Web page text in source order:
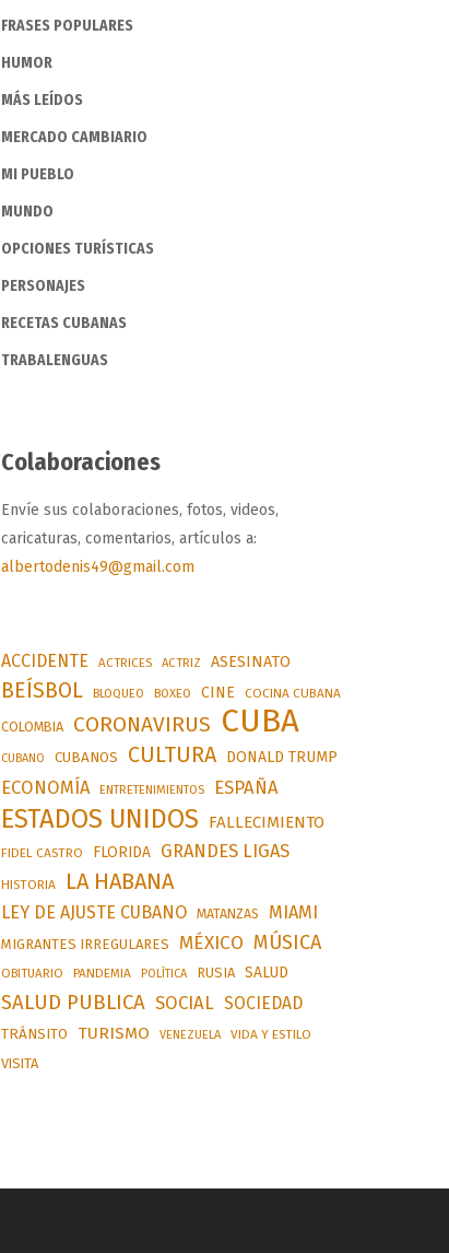
FRASES POPULARES
HUMOR
MÁS LEÍDOS
MERCADO CAMBIARIO
MI PUEBLO
MUNDO
OPCIONES TURÍSTICAS
PERSONAJES
RECETAS CUBANAS
TRABALENGUAS
Colaboraciones
Envíe sus colaboraciones, fotos, videos,
caricaturas, comentarios, artículos a:
albertodenis49@gmail.com
ACCIDENTE ACTRICES ACTRIZ ASESINATO
BEÍSBOL BLOQUEO BOXEO CINE COCINA CUBANA
COLOMBIA CORONAVIRUS CUBA
CUBANO CUBANOS CULTURA DONALD TRUMP
ECONOMÍA ENTRETENIMIENTOS ESPAÑA
ESTADOS UNIDOS FALLECIMIENTO
FIDEL CASTRO FLORIDA GRANDES LIGAS
HISTORIA LA HABANA
LEY DE AJUSTE CUBANO MATANZAS MIAMI
MIGRANTES IRREGULARES MÉXICO MÚSICA
OBITUARIO PANDEMIA POLÍTICA RUSIA SALUD
SALUD PUBLICA SOCIAL SOCIEDAD
TRÁNSITO TURISMO VENEZUELA VIDA Y ESTILO
VISITA